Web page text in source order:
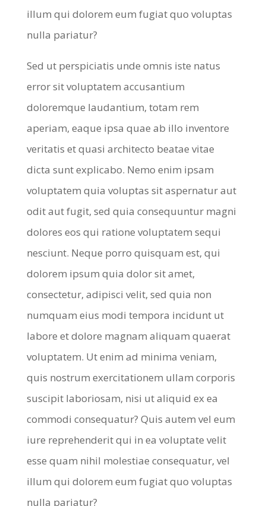
illum qui dolorem eum fugiat quo voluptas
nulla pariatur?
Sed ut perspiciatis unde omnis iste natus
error sit voluptatem accusantium
doloremque laudantium, totam rem
aperiam, eaque ipsa quae ab illo inventore
veritatis et quasi architecto beatae vitae
dicta sunt explicabo. Nemo enim ipsam
voluptatem quia voluptas sit aspernatur aut
odit aut fugit, sed quia consequuntur magni
dolores eos qui ratione voluptatem sequi
nesciunt. Neque porro quisquam est, qui
dolorem ipsum quia dolor sit amet,
consectetur, adipisci velit, sed quia non
numquam eius modi tempora incidunt ut
labore et dolore magnam aliquam quaerat
voluptatem. Ut enim ad minima veniam,
quis nostrum exercitationem ullam corporis
suscipit laboriosam, nisi ut aliquid ex ea
commodi consequatur? Quis autem vel eum
iure reprehenderit qui in ea voluptate velit
esse quam nihil molestiae consequatur, vel
illum qui dolorem eum fugiat quo voluptas
nulla pariatur?